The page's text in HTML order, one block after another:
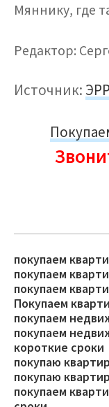
Мяннику, где
Редактор:
Источник: ЭРР
покупаем
покупаем
покупаем
Покупаем
покупаем
покупаем
короткие сроки
покупаю
покупаю
покупаем